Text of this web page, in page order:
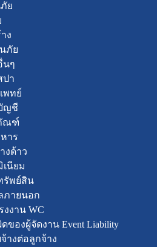
ย
ง
ภัย
นๆ
ปา
พทย์
ญชี
ณฑ์
าร
งด้าว
นียม
รัพย์สิน
ภายนอก
งาน WC
องผู้จัดงาน Event Liability
างต่อลูกจ้าง